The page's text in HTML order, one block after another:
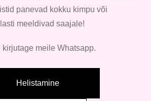
panevad kokku kimpu või
meeldivad saajale!
meile Whatsapp.
Helistamine